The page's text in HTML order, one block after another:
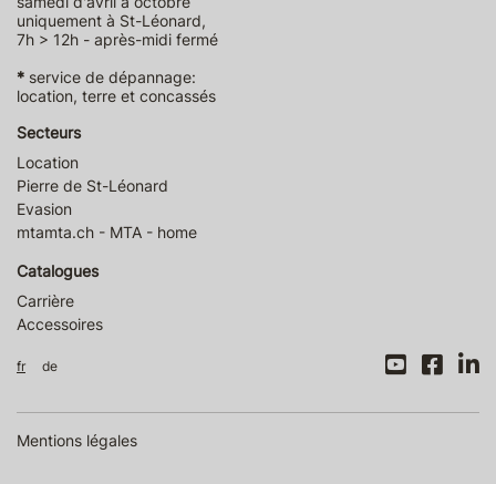
uniquement à St-Léonard,
7h > 12h - après-midi fermé
* service de dépannage:
location, terre et concassés
Secteurs
Location
Pierre de St-Léonard
Evasion
mtamta.ch - MTA - home
Catalogues
Carrière
Accessoires
fr de
Mentions légales